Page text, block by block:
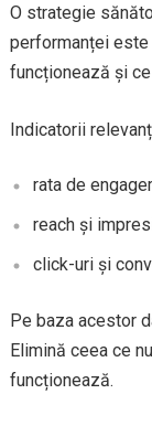
O strategie
performanței
funcționează și ce
Indicatorii
rata de
reach și
click-uri și
Pe baza acestor
Elimină ceea ce
funcționează.